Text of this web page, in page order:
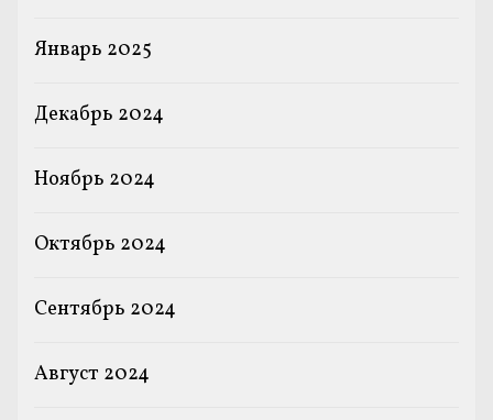
Январь 2025
Декабрь 2024
Ноябрь 2024
Октябрь 2024
Сентябрь 2024
Август 2024